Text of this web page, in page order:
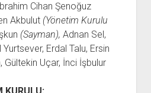
Cihan Şenoğuz
Akbulut (Yönetim Kurulu
(Sayman), Adnan Sel,
Erdal Talu, Ersin
Gültekin Uçar, İnci İşbulur